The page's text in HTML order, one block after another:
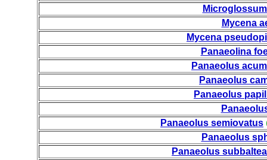
Mycena
Mycena
Panaeolina
Panaeolus
Panaeolus
Panaeolus
Panaeolus semiovatus
Panaeolus
Panaeolus